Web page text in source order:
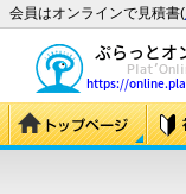
会員はオンラインで見積書(